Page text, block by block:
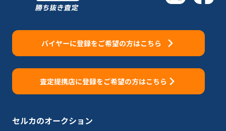
バイヤーに登録をご希望の方はこちら
査定提携店に登録をご希望の方はこちら
セルカのオークション